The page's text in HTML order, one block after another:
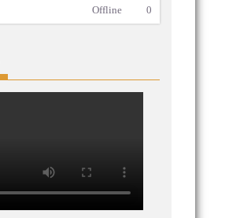
Offline
0